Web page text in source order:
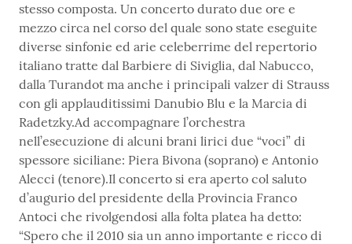
stesso composta. Un concerto durato due ore e
mezzo circa nel corso del quale sono state eseguite
diverse sinfonie ed arie celeberrime del repertorio
italiano tratte dal Barbiere di Siviglia, dal Nabucco,
dalla Turandot ma anche i principali valzer di Strauss
con gli applauditissimi Danubio Blu e la Marcia di
Radetzky.Ad accompagnare l’orchestra
nell’esecuzione di alcuni brani lirici due “voci” di
spessore siciliane: Piera Bivona (soprano) e Antonio
Alecci (tenore).Il concerto si era aperto col saluto
d’augurio del presidente della Provincia Franco
Antoci che rivolgendosi alla folta platea ha detto:
“Spero che il 2010 sia un anno importante e ricco di